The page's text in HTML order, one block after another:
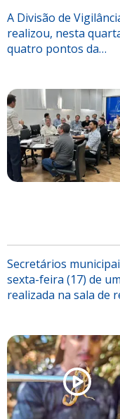
A Divisão de
realizou, nesta
quatro pontos da…
Secretários
sexta-feira (17) de
realizada na sala de